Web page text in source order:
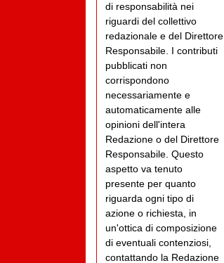
di responsabilità nei
riguardi del collettivo
redazionale e del Direttore
Responsabile. I contributi
pubblicati non
corrispondono
necessariamente e
automaticamente alle
opinioni dell'intera
Redazione o del Direttore
Responsabile. Questo
aspetto va tenuto
presente per quanto
riguarda ogni tipo di
azione o richiesta, in
un'ottica di composizione
di eventuali contenziosi,
contattando la Redazione